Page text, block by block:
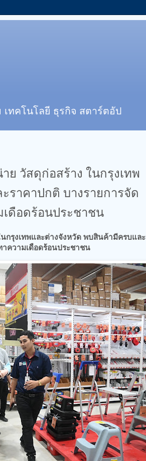
เทคโนโลยี ธุรกิจ สตาร์ตอัป
วัสดุก่อสร้าง ในกรุงเทพ
ราคาปกติ บางรายการจัด
เดือดร้อนประชาชน
รุงเทพและต่างจังหวัด พบสินค้ามีครบและ
าความเดือดร้อนประชาชน